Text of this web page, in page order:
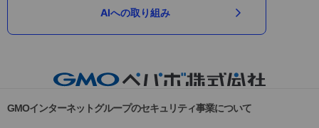
AIへの取り組み
GMOインターネットグループのセキュリティ事業について